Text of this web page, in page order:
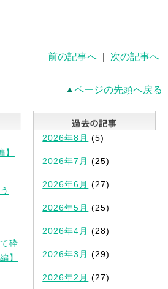
前の記事へ 次の記事へ
ページの先頭へ戻る
最新記事一覧
砕
】
2026年8月 (5)
2026年7月 (25)
2026年6月 (27)
2026年5月 (25)
2026年4月 (28)
2026年3月 (29)
2026年2月 (27)